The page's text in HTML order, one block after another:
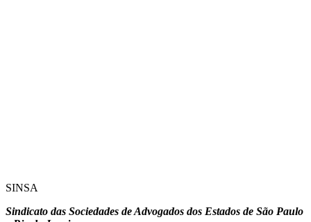
SINSA
Sindicato das Sociedades de Advogados dos Estados de São Paulo